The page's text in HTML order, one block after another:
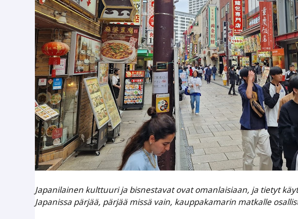
Japanilainen kulttuuri ja bisnestavat ovat omanlaisiaan, ja tietyt
Japanissa pärjää, pärjää missä vain, kauppakamarin matkalle